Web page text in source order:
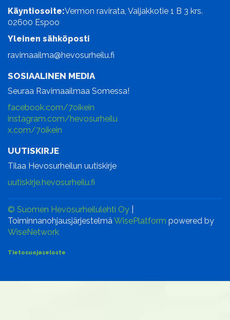
Käyntiosoite:Vermon ravirata, Valjakkotie 1 B 3 krs.
02600 Espoo
Yleinen sähköposti
ravimaailma@hevosurheilu.fi
SOSIAALINEN MEDIA
Seuraa Ravimaailmaa Somessa!
facebook.com/7oikein
instagram.com/hevosurheilu
x.com/7oikein
UUTISKIRJE
Tilaa Hevosurheilun uutiskirje
uutiskirje.hevosurheilu.fi
© Suomen Hevosurheilulehti Oy
ToiminnanohjausjärjestelmäWisePlatform powered by
WiseNetwork
Tietosuojaseloste